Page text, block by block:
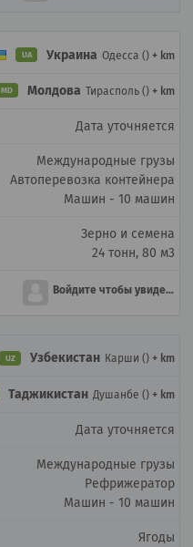
UA Украина Одесса () + km
MD Молдова Тирасполь () + km
Дата уточняется
Международные грузы
Автоперевозка контейнера
Машин - 10 машин
Зерно и семена
24 тонн, 80 м3
Войдите чтобы увидеть
UZ Узбекистан Карши () + km
Таджикистан Душанбе () + km
Дата уточняется
Международные грузы
Рефрижератор
Машин - 10 машин
Ягоды